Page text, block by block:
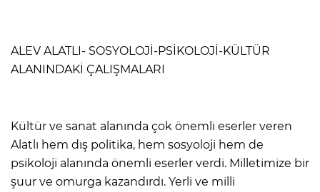
ALEV ALATLI- SOSYOLOJİ-PSİKOLOJİ-KÜLTÜR
ALANINDAKİ ÇALIŞMALARI
Kültür ve sanat alanında çok önemli eserler veren
Alatlı hem dış politika, hem sosyoloji hem de
psikoloji alanında önemli eserler verdi. Milletimize bir
şuur ve omurga kazandırdı. Yerli ve milli